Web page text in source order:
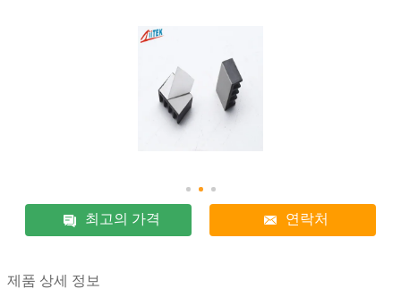
최고의 가격 연락처
제품 상세 정보